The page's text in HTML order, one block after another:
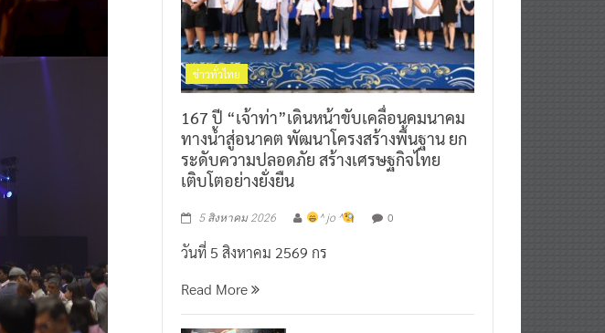
ข่าวทั่วไทย
167 ปี “เจ้าท่า”เดินหน้าขับเคลื่อนคมนาคม
ทางน้ำสู่อนาคต พัฒนาโครงสร้างพื้นฐาน ยก
ระดับความปลอดภัย สร้างเศรษฐกิจไทย
เติบโตอย่างยั่งยืน
5 สิงหาคม 2026 ^ jo ^ 0
วันที่ 5 สิงหาคม 2569 กร
Read More